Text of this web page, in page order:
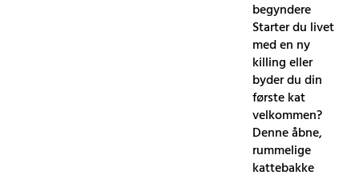
begyndere
Starter du livet
med en ny
killing eller
byder du din
første kat
velkommen?
Denne åbne,
rummelige
kattebakke